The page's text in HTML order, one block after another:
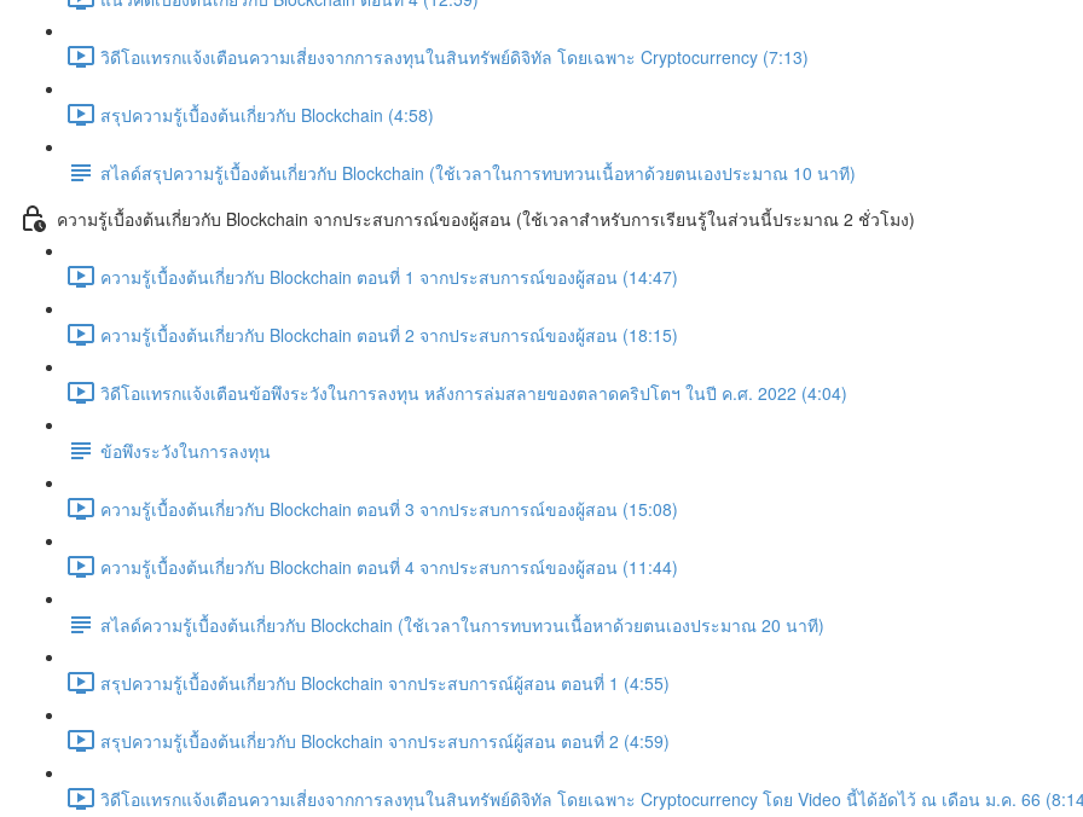
วิดีโอแทรกแจ้งเตือนความเสี่ยงจากการลงทุนในสินทรัพย์ดิจิทัล โดยเฉพาะ Cryptocurrency (7:13)
สรุปความรู้เบื้องต้นเกี่ยวกับ Blockchain (4:58)
สไลด์สรุปความรู้เบื้องต้นเกี่ยวกับ Blockchain (ใช้เวลาในการทบทวนเนื้อหาด้วยตนเองประมาณ 10 นาที)
ความรู้เบื้องต้นเกี่ยวกับ Blockchain จากประสบการณ์ของผู้สอน (ใช้เวลาสำหรับการเรียนรู้ในส่วนนี้ประมาณ 2 ชั่วโมง)
ความรู้เบื้องต้นเกี่ยวกับ Blockchain ตอนที่ 1 จากประสบการณ์ของผู้สอน (14:47)
ความรู้เบื้องต้นเกี่ยวกับ Blockchain ตอนที่ 2 จากประสบการณ์ของผู้สอน (18:15)
วิดีโอแทรกแจ้งเตือนข้อพึงระวังในการลงทุน หลังการล่มสลายของตลาดคริปโตฯ ในปี ค.ศ. 2022 (4:04)
ข้อพึงระวังในการลงทุน
ความรู้เบื้องต้นเกี่ยวกับ Blockchain ตอนที่ 3 จากประสบการณ์ของผู้สอน (15:08)
ความรู้เบื้องต้นเกี่ยวกับ Blockchain ตอนที่ 4 จากประสบการณ์ของผู้สอน (11:44)
สไลด์ความรู้เบื้องต้นเกี่ยวกับ Blockchain (ใช้เวลาในการทบทวนเนื้อหาด้วยตนเองประมาณ 20 นาที)
สรุปความรู้เบื้องต้นเกี่ยวกับ Blockchain จากประสบการณ์ผู้สอน ตอนที่ 1 (4:55)
สรุปความรู้เบื้องต้นเกี่ยวกับ Blockchain จากประสบการณ์ผู้สอน ตอนที่ 2 (4:59)
วิดีโอแทรกแจ้งเตือนความเสี่ยงจากการลงทุนในสินทรัพย์ดิจิทัล โดยเฉพาะ Cryptocurrency โดย Video นี้ได้อัดไว้ ณ เดือน ม.ค. 66